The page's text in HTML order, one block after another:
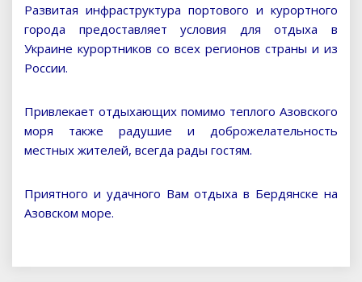
Развитая инфраструктура портового и курортного
города предоставляет условия для отдыха в
Украине курортников со всех регионов страны и из
России.
Привлекает отдыхающих помимо теплого Азовского
моря также радушие и доброжелательность
местных жителей, всегда рады гостям.
Приятного и удачного Вам отдыха в Бердянске на
Азовском море.